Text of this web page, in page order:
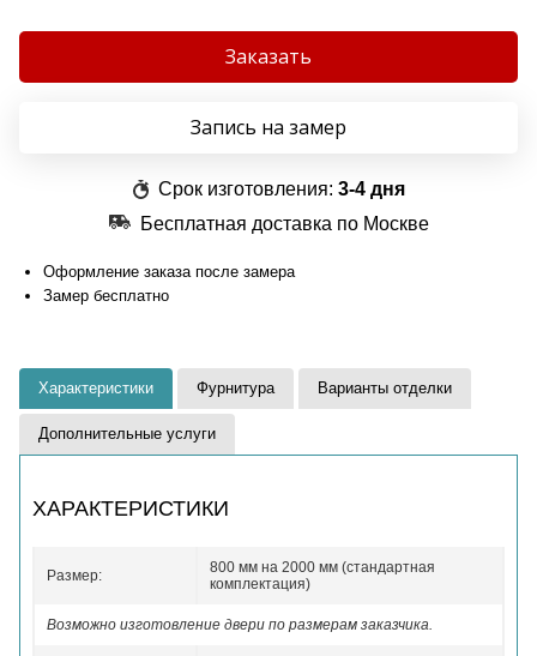
Заказать
Запись на замер
Срок изготовления: 3-4 дня
Бесплатная доставка по Москве
Оформление заказа после замера
Замер бесплатно
Характеристики Фурнитура Варианты отделки
Дополнительные услуги
ХАРАКТЕРИСТИКИ
Размер:
800 мм на 2000 мм (стандартная
комплектация)
Возможно изготовление двери по размерам заказчика.